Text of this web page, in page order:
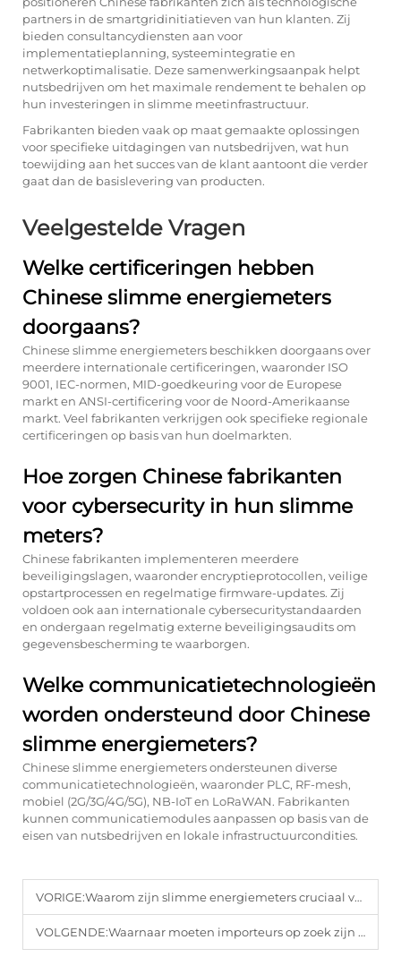
partners in de smartgridinitiatieven van hun klanten. Zij
bieden consultancydiensten aan voor
implementatieplanning, systeemintegratie en
netwerkoptimalisatie. Deze samenwerkingsaanpak helpt
nutsbedrijven om het maximale rendement te behalen op
hun investeringen in slimme meetinfrastructuur.
Fabrikanten bieden vaak op maat gemaakte oplossingen
voor specifieke uitdagingen van nutsbedrijven, wat hun
toewijding aan het succes van de klant aantoont die verder
gaat dan de basislevering van producten.
Veelgestelde Vragen
Welke certificeringen hebben
Chinese slimme energiemeters
doorgaans?
Chinese slimme energiemeters beschikken doorgaans over
meerdere internationale certificeringen, waaronder ISO
9001, IEC-normen, MID-goedkeuring voor de Europese
markt en ANSI-certificering voor de Noord-Amerikaanse
markt. Veel fabrikanten verkrijgen ook specifieke regionale
certificeringen op basis van hun doelmarkten.
Hoe zorgen Chinese fabrikanten
voor cybersecurity in hun slimme
meters?
Chinese fabrikanten implementeren meerdere
beveiligingslagen, waaronder encryptieprotocollen, veilige
opstartprocessen en regelmatige firmware-updates. Zij
voldoen ook aan internationale cybersecuritystandaarden
en ondergaan regelmatig externe beveiligingsaudits om
gegevensbescherming te waarborgen.
Welke communicatietechnologieën
worden ondersteund door Chinese
slimme energiemeters?
Chinese slimme energiemeters ondersteunen diverse
communicatietechnologieën, waaronder PLC, RF-mesh,
mobiel (2G/3G/4G/5G), NB-IoT en LoRaWAN. Fabrikanten
kunnen communicatiemodules aanpassen op basis van de
eisen van nutsbedrijven en lokale infrastructuurcondities.
VORIGE:Waarom zijn slimme energiemeters cruciaal voor de opbouw van slimme stedelijke infrastructuur?
VOLGENDE:Waarnaar moeten importeurs op zoek zijn bij toonaangevende fabrikanten van fotovoltaïsche omvormers?